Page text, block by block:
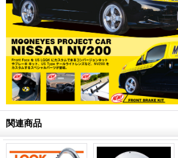
関連商品